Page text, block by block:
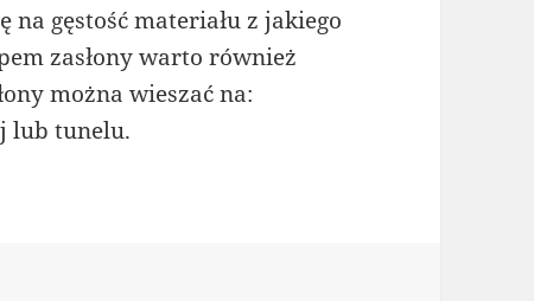
na gęstość materiału z jakiego
zasłony warto również
można wieszać na:
lub tunelu.